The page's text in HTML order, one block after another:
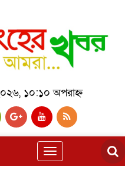
১০:১০ অপরাহ্ন
Toggle
navigation